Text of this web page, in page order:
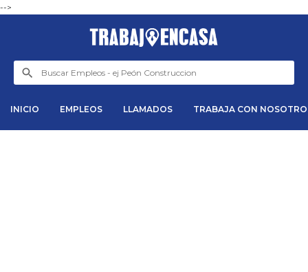
-->
INICIO EMPLEOS LLAMADOS TRABAJA CON